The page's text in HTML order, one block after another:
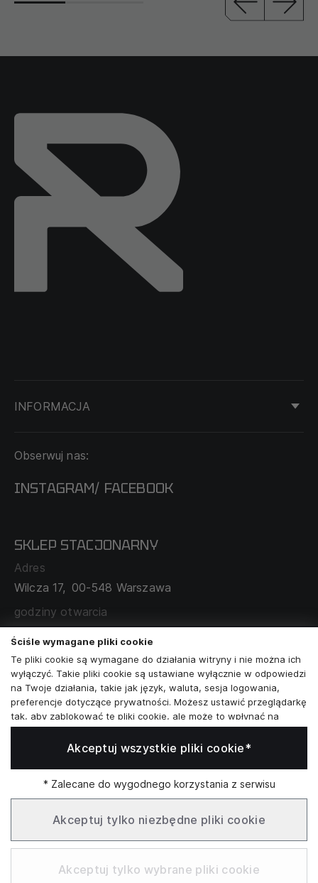
INFORMACJA
DOSTAWA I PŁATNOŚĆ
O NAS
MAPA SERWISU
ZAMÓWIENIA KORPORACYJNE
WSPÓŁPRACA Z PARTNERAMI
Obserwuj nas:
INSTAGRAM/ FACEBOOK
SKLEP STACJONARNY
Adres
Wilcza 17, 00-548 Warszawa
godziny otwarcia
poniedziałek - sobota: 11:00 - 19:00
Skontaktuj się z nami
+48573581161
info@reytel.pl
Whatsapp
Infolinia: Pn–Pt 09:00–17:00
Ściśle wymagane pliki cookie
Te pliki cookie są wymagane do działania witryny i nie można ich
wyłączyć. Takie pliki cookie są ustawiane wyłącznie w odpowiedzi
na Twoje działania, takie jak język, waluta, sesja logowania,
preferencje dotyczące prywatności. Możesz ustawić przeglądarkę
tak, aby zablokować te pliki cookie, ale może to wpłynąć na
sposób działania naszej witryny.
Analizy i statystyki
Marketing i retargeting
Te pliki cookie są zwykle ustawiane przez naszych partnerów
marketingowych i reklamowych. Mogą być przez nich
wykorzystywane do tworzenia profilu Twoich zainteresowań, a
następnie wyświetlania odpowiednich reklam. Jeśli nie zezwolisz
Twoich interesów.
Akceptuj wszystkie pliki cookie*
* Zalecane do wygodnego korzystania z serwisu
Akceptuj tylko niezbędne pliki cookie
Akceptuj tylko wybrane pliki cookie